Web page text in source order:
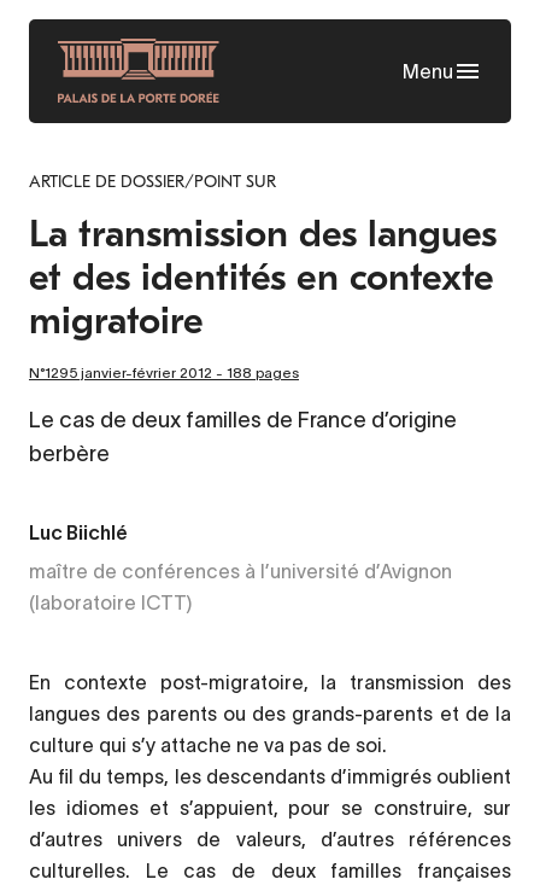
Aller
contenu
principal
Menu
ARTICLE DE DOSSIER/POINT SUR
La transmission des langues
et des identités en contexte
migratoire
N°1295 janvier-février 2012 - 188 pages
Le cas de deux familles de France d’origine
berbère
Luc Biichlé
maître de conférences à l’université d’Avignon
(laboratoire ICTT)
En contexte post-migratoire, la transmission des
langues des parents ou des grands-parents et de la
culture qui s’y attache ne va pas de soi.
Au fil du temps, les descendants d’immigrés oublient
les idiomes et s’appuient, pour se construire, sur
d’autres univers de valeurs, d’autres références
culturelles. Le cas de deux familles françaises